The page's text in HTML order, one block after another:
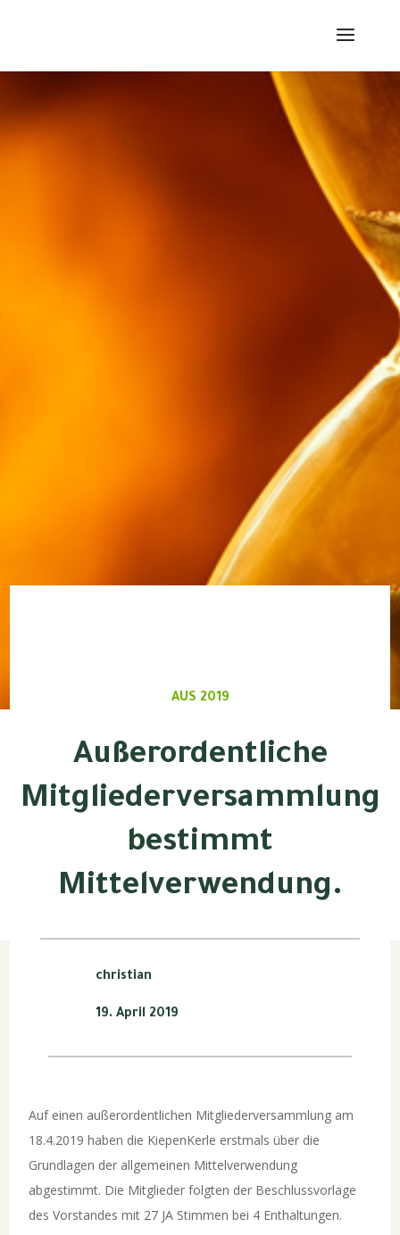
AUS 2019
Außerordentliche
Mitgliederversammlung
bestimmt
Mittelverwendung.
christian
19. April 2019
Auf einen außerordentlichen Mitgliederversammlung am
18.4.2019 haben die KiepenKerle erstmals über die
Grundlagen der allgemeinen Mittelverwendung
abgestimmt. Die Mitglieder folgten der Beschlussvorlage
des Vorstandes mit 27 JA Stimmen bei 4 Enthaltungen.